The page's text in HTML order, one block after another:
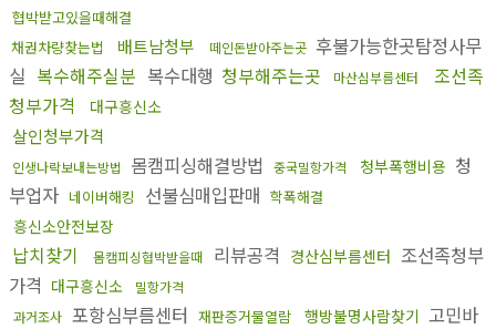
협박받고있을때해결
채권차량찾는법
배트남청부 떼인돈받아주는곳 후불가능한곳탐정사무
실 복수해주실분 복수대행 청부해주는곳 마산심부름센터
조선족
청부가격
대구흥신소
살인청부가격
인생나락보내는방법 몸캠피싱해결방법 중국밀항가격 청부폭행비용 청
부업자 네이버해킹 선불심매입판매 학폭해결
흥신소안전보장
납치찾기 몸캠피싱협박받을때 리뷰공격 경산심부름센터 조선족청부
가격 대구흥신소
밀항가격
과거조사 포항심부름센터 재판증거물열람 행방불명사람찾기 고민바